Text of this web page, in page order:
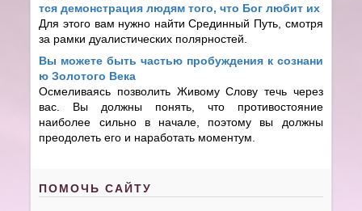
тся демонстрация людям того, что Бог любит их
Для этого вам нужно найти Срединный Путь, смотря
за рамки дуалистических полярностей.
Вы можете быть частью пробуждения к сознани
ю Золотого Века
Осмеливаясь позволить Живому Слову течь через
вас. Вы должны понять, что противостояние
наиболее сильно в начале, поэтому вы должны
преодолеть его и наработать моментум.
ПОМОЧЬ САЙТУ